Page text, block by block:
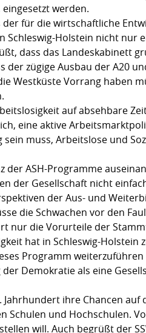
werden.
für die wirtschaftliche
Holstein nicht nur
dass das Landeskabinett
zügige Ausbau der A20
Westküste Vorrang haben
auf absehbare
eine aktive
muss, Arbeitslose und
ASH-Programme
der Gesellschaft nicht
der Aus- und
die Schwachen vor den
nur die Vorurteile der
hat in Schleswig-Holstein
Programm
Demokratie als eine
ihre Chancen
und Hochschulen.
will. Auch begrüßt der